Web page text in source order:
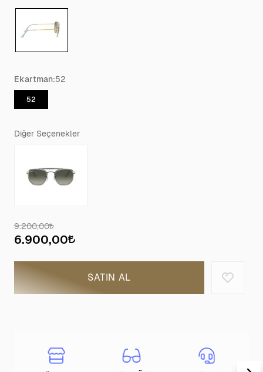
Ekartman:52
52
Diğer Seçenekler
9.200,00
6.900,00
SATIN AL